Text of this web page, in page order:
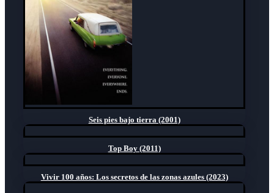
Seis pies bajo tierra (2001)
Top Boy (2011)
Vivir 100 años: Los secretos de las zonas azules (2023)